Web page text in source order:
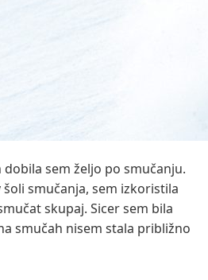
sem željo po smučanju.
smučanja, sem izkoristila
skupaj. Sicer sem bila
smučah nisem stala približno